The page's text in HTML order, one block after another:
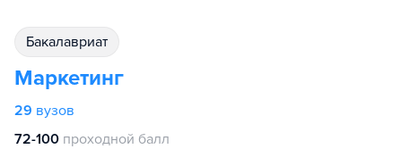
бакалавриат
Маркетинг
29 вузов
72-100 проходной балл